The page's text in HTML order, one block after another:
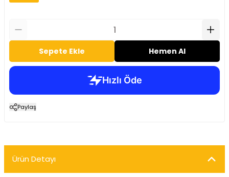
Sepete Ekle Hemen Al
Paylaş
Ürün Detayı